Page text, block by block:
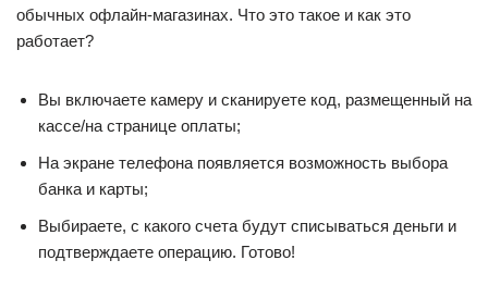
обычных офлайн-магазинах. Что это такое и как это
работает?
Вы включаете камеру и сканируете код, размещенный на
кассе/на странице оплаты;
На экране телефона появляется возможность выбора
банка и карты;
Выбираете, с какого счета будут списываться деньги и
подтверждаете операцию. Готово!